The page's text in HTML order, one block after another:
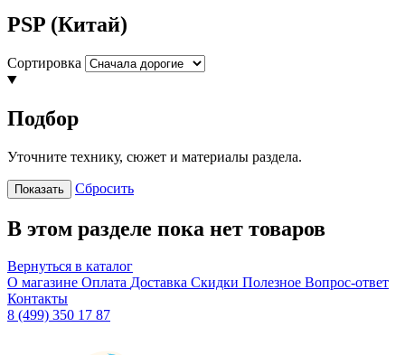
PSP (Китай)
Сортировка
Подбор
Уточните технику, сюжет и материалы раздела.
Показать Сбросить
В этом разделе пока нет товаров
Вернуться в каталог
О магазине Оплата Доставка Скидки Полезное Вопрос-ответ
Контакты
8 (499) 350 17 87